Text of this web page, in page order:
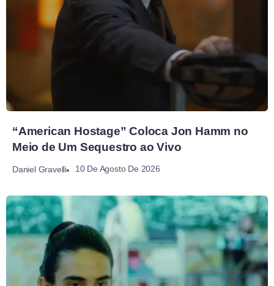
“American Hostage” Coloca Jon Hamm no
Meio de Um Sequestro ao Vivo
Daniel Gravelli 10 De Agosto De 2026